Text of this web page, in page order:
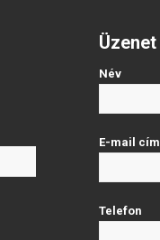
Üzenet
Név
E-mail cím
Telefon